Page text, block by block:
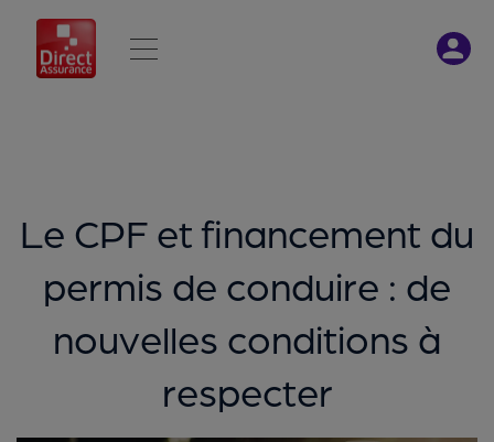
Le CPF et financement du
permis de conduire : de
nouvelles conditions à
respecter